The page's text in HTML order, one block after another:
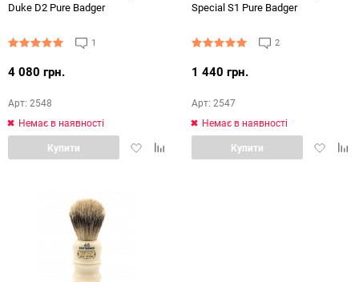
Duke D2 Pure Badger
1
4 080 грн.
Арт: 2548
Немає в наявності
ДодатиДодати
Купити
Special S1 Pure Badger
2
1 440 грн.
Арт: 2547
Немає в наявності
Додати
Купити